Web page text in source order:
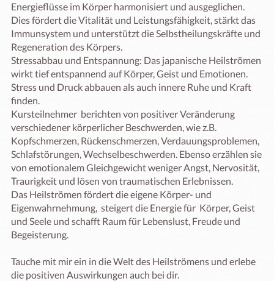
Energieflüsse im Körper harmonisiert und ausgeglichen.
Dies fördert die Vitalität und Leistungsfähigkeit, stärkt das
Immunsystem und unterstützt die Selbstheilungskräfte und
Regeneration des Körpers.
Stressabbau und Entspannung: Das japanische Heilströmen
wirkt tief entspannend auf Körper, Geist und Emotionen.
Stress und Druck abbauen als auch innere Ruhe und Kraft
finden.
Kursteilnehmer  berichten von positiver Veränderung
verschiedener körperlicher Beschwerden, wie z.B.
Kopfschmerzen, Rückenschmerzen, Verdauungsproblemen,
Schlafstörungen, Wechselbeschwerden. Ebenso erzählen sie
von emotionalem Gleichgewicht weniger Angst, Nervosität,
Traurigkeit und lösen von traumatischen Erlebnissen.
Das Heilströmen fördert die eigene Körper- und
Eigenwahrnehmung,  steigert die Energie für  Körper, Geist
und Seele und schafft Raum für Lebenslust, Freude und
Begeisterung.
Tauche mit mir ein in die Welt des Heilströmens und erlebe
die positiven Auswirkungen auch bei dir.